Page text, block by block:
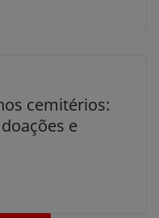
cemitérios:
e